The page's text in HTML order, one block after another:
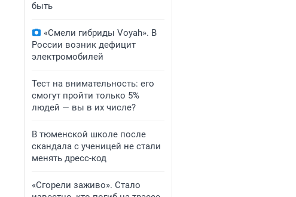
быть
«Смели гибриды Voyah». В
России возник дефицит
электромобилей
Тест на внимательность: его
смогут пройти только 5%
людей — вы в их числе?
В тюменской школе после
скандала с ученицей не стали
менять дресс-код
«Сгорели заживо». Стало